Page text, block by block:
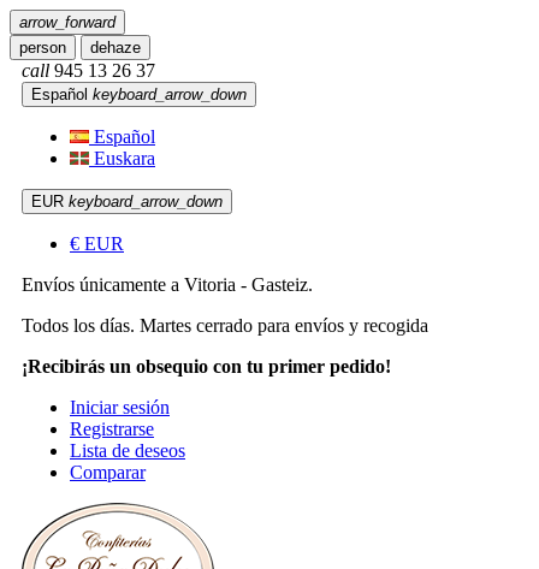
arrow_forward
person
dehaze
call 945 13 26 37
Español keyboard_arrow_down
Español
Euskara
EUR keyboard_arrow_down
€ EUR
Envíos únicamente a Vitoria - Gasteiz.
Todos los días. Martes cerrado para envíos y recogida
¡Recibirás un obsequio con tu primer pedido!
Iniciar sesión
Registrarse
Lista de deseos
Comparar